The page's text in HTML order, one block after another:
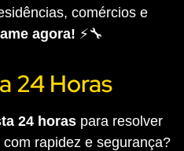
comércios e
agora! ⚡🔧
24 Horas
24 horaspara resolver
rapidez e segurança?